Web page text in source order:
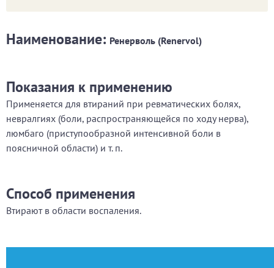
Наименование: Ренерволь (Renervol)
Показания к применению
Применяется для втираний при ревматических болях,
невралгиях (боли, распространяющейся по ходу нерва),
люмбаго (приступообразной интенсивной боли в
поясничной области) и т. п.
Способ применения
Втирают в области воспаления.